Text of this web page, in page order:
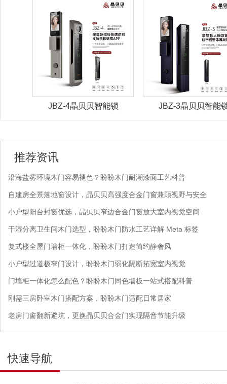
JBZ-4晶贝贝智能锁 JBZ-3晶贝贝智能
推荐资讯
沿海盐雾环境木门容易褪色？盼盼木门耐潮漆面工艺科普
自建房全景落地窗设计，晶贝贝高强度合金门窗兼顾视野与安全
小户型阳台封窗优选，晶贝贝窄边合金门窗放大室内视觉空间
干湿分离卫生间木门选型，盼盼木门防水工艺详解 Meta 标签
复式楼全屋门墙柜一体化，盼盼木门打造简约静奢风
小户型过道极窄门设计，盼盼木门弱化隔断拓宽室内视觉
门墙柜一体化怎么配色？盼盼木门同色墙板一站式搭配科普
刚需三房卧室木门搭配方案，盼盼木门适配日常居家
老房门窗翻新避坑，更换晶贝贝合金门实现隔音节能升级
快速导航